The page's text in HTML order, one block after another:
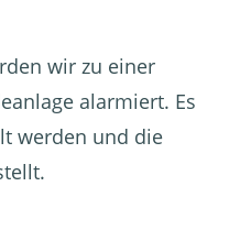
wir zu einer
alarmiert. Es
werden und die